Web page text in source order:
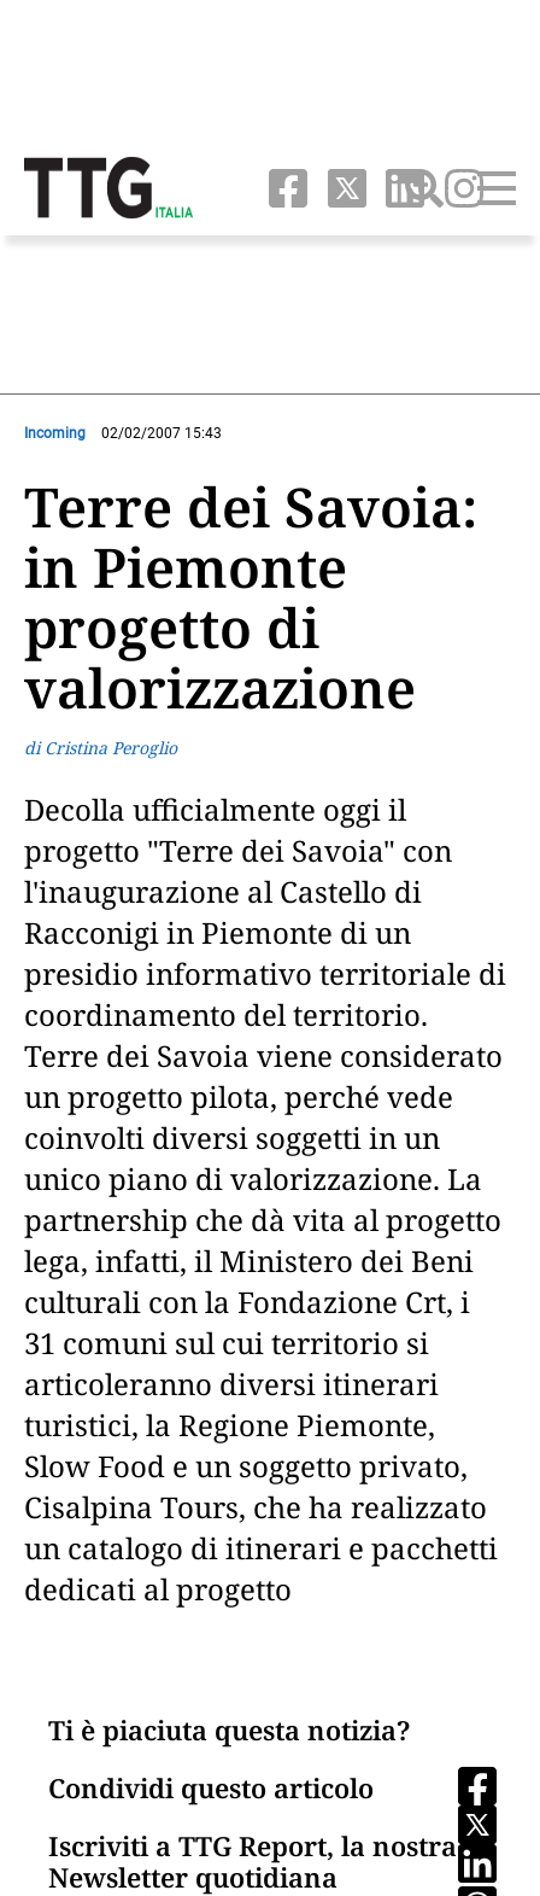
Incoming 02/02/2007 15:43
Terre dei Savoia:
in Piemonte
progetto di
valorizzazione
di Cristina Peroglio
Decolla ufficialmente oggi il
progetto "Terre dei Savoia" con
l'inaugurazione al Castello di
Racconigi in Piemonte di un
presidio informativo territoriale di
coordinamento del territorio.
Terre dei Savoia viene considerato
un progetto pilota, perché vede
coinvolti diversi soggetti in un
unico piano di valorizzazione. La
partnership che dà vita al progetto
lega, infatti, il Ministero dei Beni
culturali con la Fondazione Crt, i
31 comuni sul cui territorio si
articoleranno diversi itinerari
turistici, la Regione Piemonte,
Slow Food e un soggetto privato,
Cisalpina Tours, che ha realizzato
un catalogo di itinerari e pacchetti
dedicati al progetto
Ti è piaciuta questa notizia?
Condividi questo articolo
Iscriviti a TTG Report, la nostra
Newsletter quotidiana